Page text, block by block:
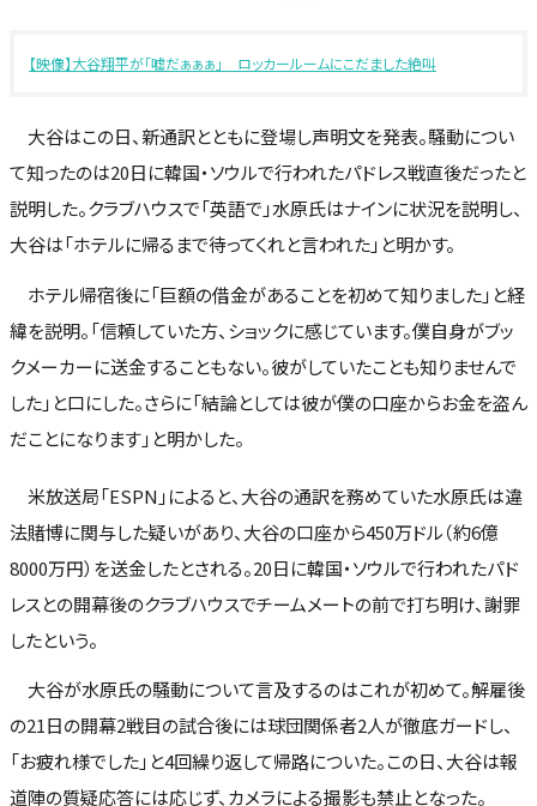
【映像】大谷翔平が「嘘だぁぁぁ」 ロッカールームにこだました絶叫
大谷はこの日、新通訳とともに登場し声明文を発表。騒動につい
て知ったのは20日に韓国・ソウルで行われたパドレス戦直後だったと
説明した。クラブハウスで「英語で」水原氏はナインに状況を説明し、
大谷は「ホテルに帰るまで待ってくれと言われた」と明かす。
ホテル帰宿後に「巨額の借金があることを初めて知りました」と経
緯を説明。「信頼していた方、ショックに感じています。僕自身がブッ
クメーカーに送金することもない。彼がしていたことも知りませんで
した」と口にした。さらに「結論としては彼が僕の口座からお金を盗ん
だことになります」と明かした。
米放送局「ESPN」によると、大谷の通訳を務めていた水原氏は違
法賭博に関与した疑いがあり、大谷の口座から450万ドル（約6億
8000万円）を送金したとされる。20日に韓国・ソウルで行われたパド
レスとの開幕後のクラブハウスでチームメートの前で打ち明け、謝罪
したという。
大谷が水原氏の騒動について言及するのはこれが初めて。解雇後
の21日の開幕2戦目の試合後には球団関係者2人が徹底ガードし、
「お疲れ様でした」と4回繰り返して帰路についた。この日、大谷は報
道陣の質疑応答には応じず、カメラによる撮影も禁止となった。